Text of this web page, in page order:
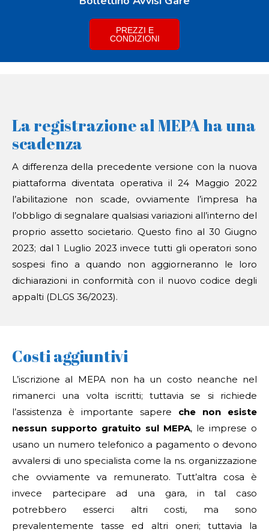
PREZZI E
CONDIZIONI
La registrazione al MEPA ha una
scadenza
A differenza della precedente versione con la nuova
piattaforma diventata operativa il 24 Maggio 2022
l’abilitazione non scade, ovviamente l’impresa ha
l’obbligo di segnalare qualsiasi variazioni all’interno del
proprio assetto societario. Questo fino al 30 Giugno
2023; dal 1 Luglio 2023 invece tutti gli operatori sono
sospesi fino a quando non aggiorneranno le loro
dichiarazioni in conformità con il nuovo codice degli
appalti (DLGS 36/2023).
Costi aggiuntivi
L’iscrizione al MEPA non ha un costo neanche nel
rimanerci una volta iscritti; tuttavia se si richiede
l’assistenza è importante sapere che non esiste
nessun supporto gratuito sul MEPA, le imprese o
usano un numero telefonico a pagamento o devono
avvalersi di uno specialista come la ns. organizzazione
che ovviamente va remunerato. Tutt’altra cosa è
invece partecipare ad una gara, in tal caso
potrebbero esserci altri costi, ma sono
prevalentemente tasse ed altri oneri; tuttavia la